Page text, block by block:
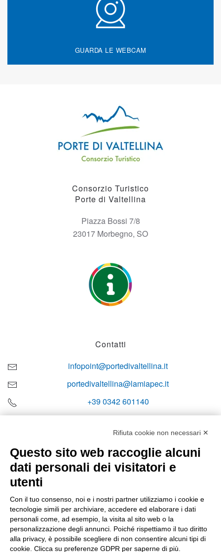
GUARDA LE WEBCAM
Consorzio Turistico
Porte di Valtellina
Piazza Bossi 7/8
23017 Morbegno, SO
Contatti
infopoint@portedivaltellina.it
portedivaltellina@lamiapec.it
+39 0342 601140
Orari di apertura
Sabato
08:00 – 12:10
Rifiuta cookie non necessari ✕
Questo sito web raccoglie alcuni
dati personali dei visitatori e
utenti
Con il tuo consenso, noi e i nostri partner utilizziamo i cookie e
tecnologie simili per archiviare, accedere ed elaborare i dati
personali come, ad esempio, la visita al sito web o la
personalizzazione degli annunci. Poiché rispettiamo il tuo diritto
alla privacy, è possibile scegliere di non consentire alcuni tipi di
cookie. Clicca su preferenze GDPR per saperne di più.